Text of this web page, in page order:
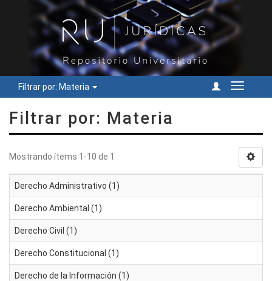
Filtrar por: Materia
Cambiar
Filtrar por: Materia
Mostrando ítems 1-10 de 1
Derecho Administrativo (1)
Derecho Ambiental (1)
Derecho Civil (1)
Derecho Constitucional (1)
Derecho de la Información (1)